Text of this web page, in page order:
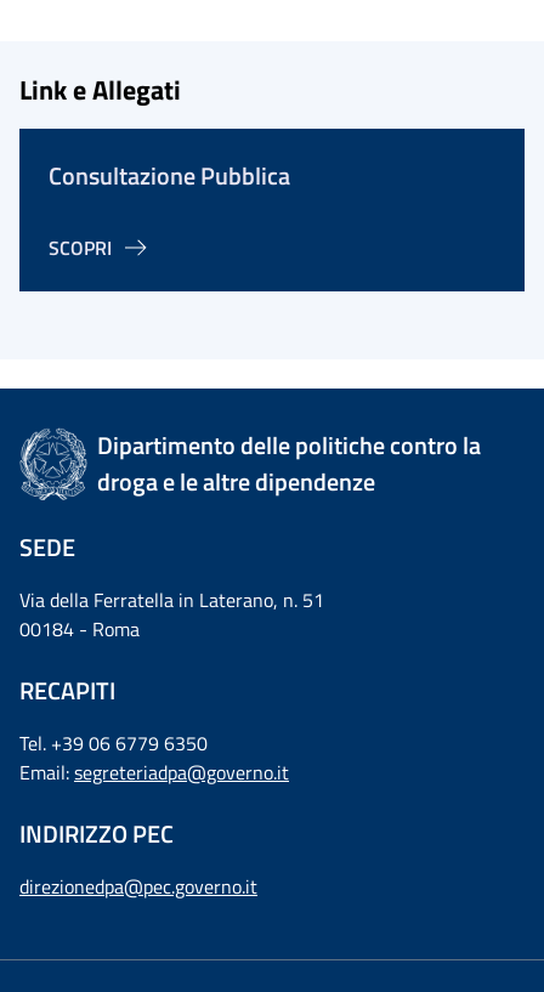
Link e Allegati
Consultazione Pubblica
SCOPRI
Dipartimento delle politiche contro la
droga e le altre dipendenze
SEDE
Via della Ferratella in Laterano, n. 51
00184 - Roma
RECAPITI
Tel. +39 06 6779 6350
Email:segreteriadpa@governo.it
INDIRIZZO PEC
direzionedpa@pec.governo.it